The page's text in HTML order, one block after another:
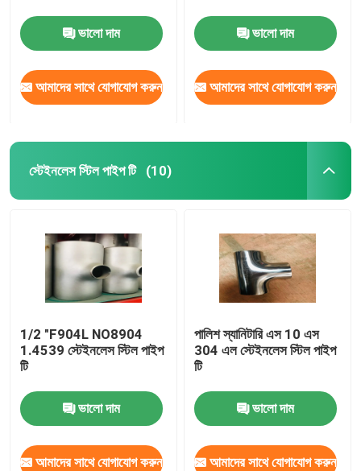
ভালো দাম
আমাদের সাথে যোগাযোগ করুন
ভালো দাম
আমাদের সাথে যোগাযোগ করুন
স্টেইনলেস স্টিল পাইপ টি (10)
1/2 "F904L NO8904
1.4539 স্টেইনলেস স্টিল পাইপ
টি
ভালো দাম
আমাদের সাথে যোগাযোগ করুন
পালিশ স্যানিটারি এস 10 এস
304 এল স্টেইনলেস স্টিল পাইপ
টি
ভালো দাম
আমাদের সাথে যোগাযোগ করুন